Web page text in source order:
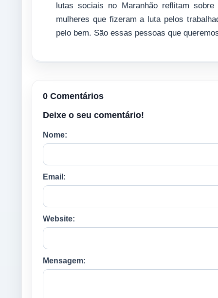
lutas sociais no Maranhão reflitam
mulheres que fizeram a luta pelos
pelo bem. São essas pessoas que
0 Comentários
Deixe o seu comentário!
Nome:
Email:
Website:
Mensagem: